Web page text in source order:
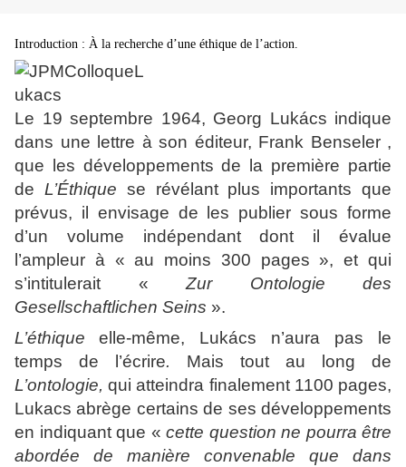
Introduction : À la recherche d’une éthique de l’action.
Le 19 septembre 1964, Georg Lukács indique
dans une lettre à son éditeur, Frank Benseler ,
que les développements de la première partie
de L’Éthique se révélant plus importants que
prévus, il envisage de les publier sous forme
d’un volume indépendant dont il évalue
l’ampleur à « au moins 300 pages », et qui
s’intitulerait « Zur Ontologie des
Gesellschaftlichen Seins ».
L’éthique
elle-même, Lukács n’aura pas le
temps de l’écrire. Mais tout au long de
L’ontologie, qui atteindra finalement 1100 pages,
Lukacs abrège certains de ses développements
en indiquant que « cette question ne pourra être
abordée de manière convenable que dans